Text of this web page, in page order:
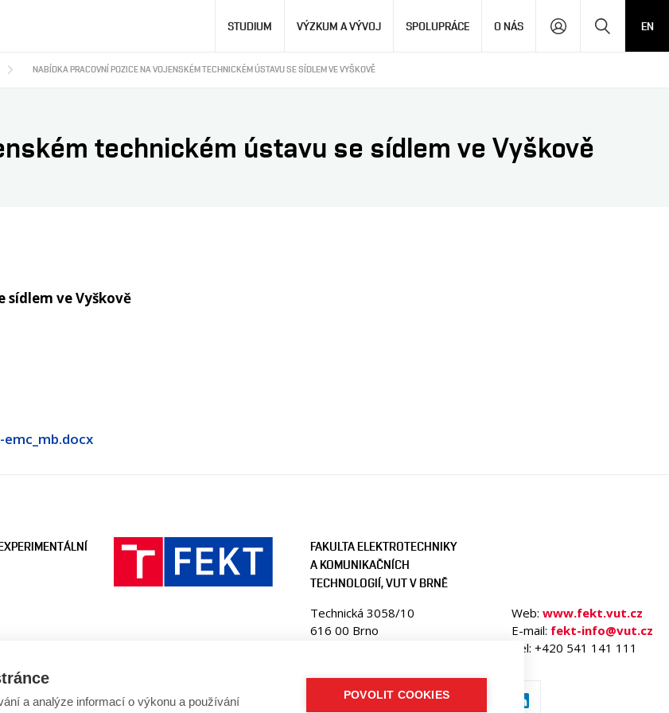
STUDIUM VÝZKUM A VÝVOJ SPOLUPRÁCE O NÁS EN
NABÍDKA PRACOVNÍ POZICE NA VOJENSKÉM TECHNICKÉM ÚSTAVU SE SÍDLEM VE VYŠKOVĚ
technickém ústavu se sídlem ve Vyškově
sídlem ve Vyškově
FAKULTA ELEKTROTECHNIKY
A KOMUNIKAČNÍCH
TECHNOLOGIÍ, VUT V BRNĚ
Technická 3058/10
616 00 Brno
Web: www.fekt.vut.cz
E-mail: fekt-info@vut.cz
Tel: +420 541 141 111
a analýze informací o výkonu a používání POVOLIT COOKIES